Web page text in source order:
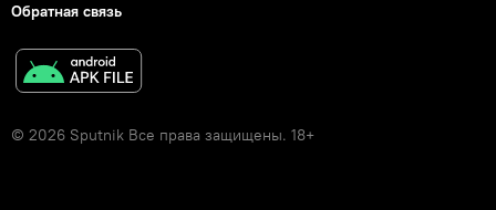
Обратная связь
© 2026 Sputnik Все права защищены. 18+